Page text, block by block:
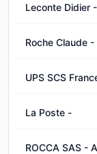
Leconte Didier
Roche Claude
UPS SCS
La Poste -
ROCCA SAS -